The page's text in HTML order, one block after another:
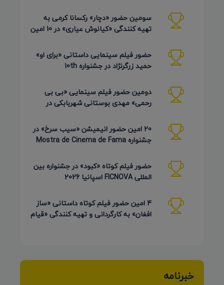
سومین حضور «دچار» رکسانا کرمی به
تهیه کنندگی «کیانوش عیاری» در 10 امین
حضور فیلم سینمایی داستانی «برای او»
حمید زرگرنژاد در جشنواره 10th
دومین حضور فیلم سینمایی «بی بی
رحمی» مهدی بوستانی شهربابکی در
20 امین حضور انیمیشن «سیب سرخ» در
جشنواره Mostra de Cinema de Fama
حضور فیلم کوتاه «کبود» در جشنواره بین
المللی FICNOVA اسپانیا 2026
4 امین حضور فیلم کوتاه داستانی «ساز
افغان» به کارگردانی و تهیه کنندگی «قیام
خبرنامه